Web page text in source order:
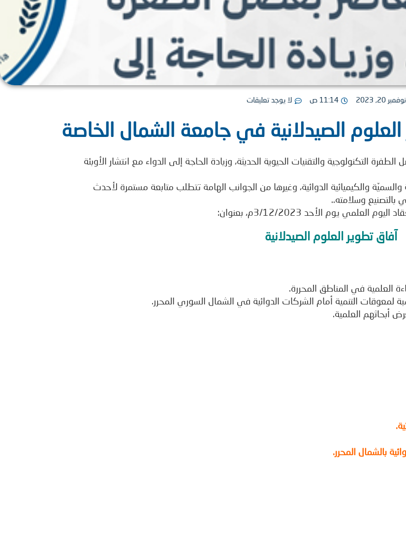
نوفمبر 20, 2023 11:14 ص لا يوجد تعليقات
الصيدلانية في جامعة الشمال الخاصة
التكنولوجية والتقنيات الحيوية الحديثة، وزيادة الحاجة إلى الدواء مع انتشار الأوبئة
والسميّة والكيميائية الدوائية، وغيرها من الجوانب الهامة تتطلب متابعة مستمرة لأحدث
بالتصنيع وسلامته..
العلمي يوم الأحد 3/12/2023م، بعنوان:
آفاق تطوير العلوم الصيدلانية
العلمية في المناطق المحررة.
لمعوقات التنمية أمام الشركات الدوائية في الشمال السوري المحرر.
أبحاثهم العلمية.
بالشمال المحرر.